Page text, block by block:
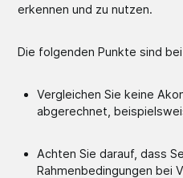
erkennen und zu nutzen.
Die folgenden Punkte sind
Vergleichen Sie keine
abgerechnet,
Achten Sie darauf, dass
Rahmenbedingungen bei